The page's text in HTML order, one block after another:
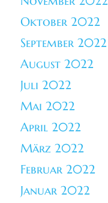
Oktober 2022
September 2022
August 2022
Juli 2022
Mai 2022
April 2022
März 2022
Februar 2022
Januar 2022